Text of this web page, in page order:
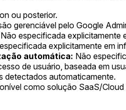
ou posterior.
gerenciável pelo Google
Não especificada explicitamente
explicitamente em
automática: Não
de usuário, baseada em
detectados automaticamente.
como solução SaaS/Cloud